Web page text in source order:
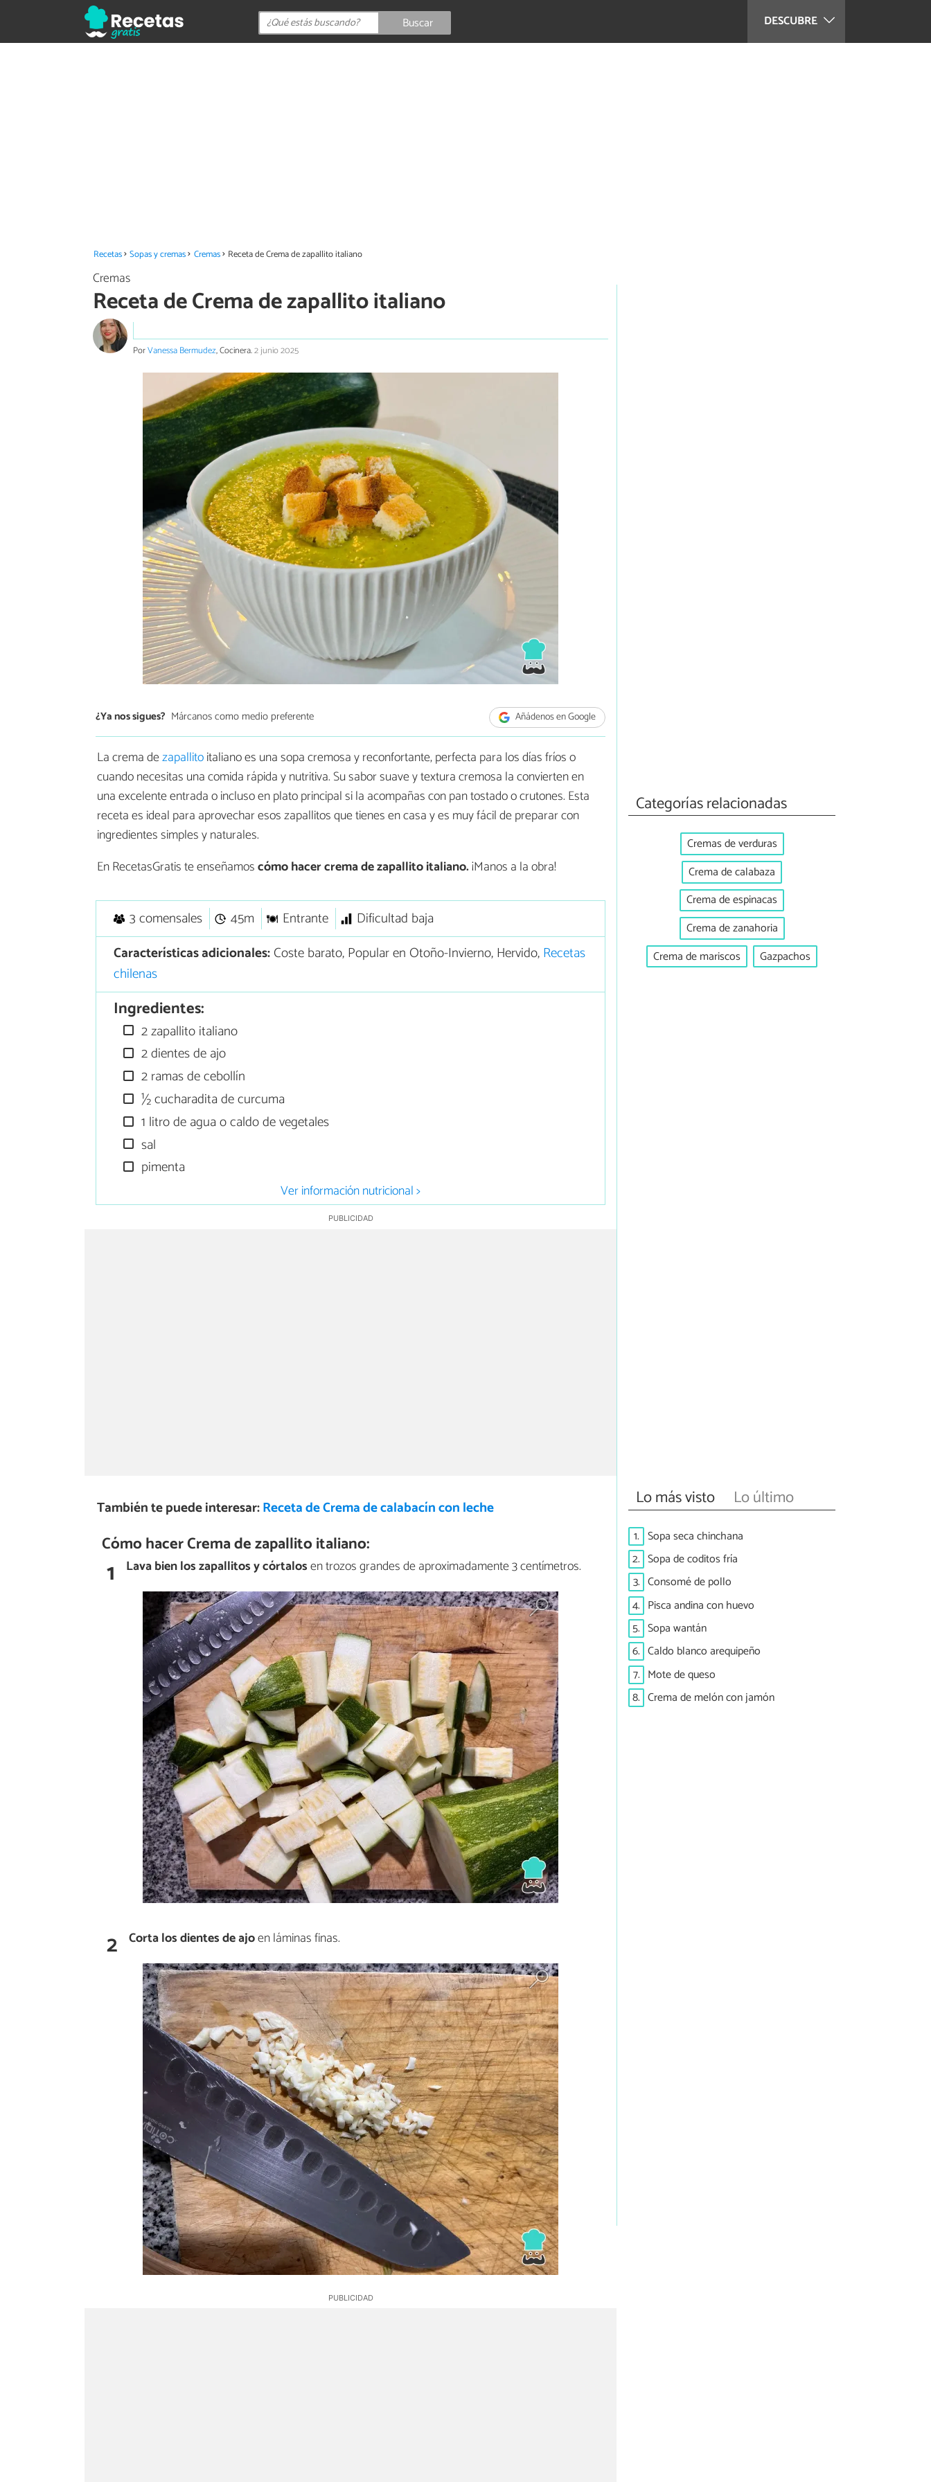
DESCUBRE
Buscar
Recetas Sopas y cremas Cremas Receta de Crema de zapallito italiano
Cremas
Receta de Crema de zapallito italiano
PorVanessa Bermudez, Cocinera.2 junio 2025
¿Ya nos sigues? Márcanos como medio preferente Añádenos en Google
La crema dezapallitoitaliano es una sopa cremosa y reconfortante, perfecta para los días fríos o
cuando necesitas una comida rápida y nutritiva. Su sabor suave y textura cremosa la convierten en
una excelente entrada o incluso en plato principal si la acompañas con pan tostado o crutones. Esta
receta es ideal para aprovechar esos zapallitos que tienes en casa y es muy fácil de preparar con
ingredientes simples y naturales.
En RecetasGratis te enseñamoscómo hacer crema de zapallito italiano.¡Manos a la obra!
3 comensales 45m Entrante
Dificultad baja
Características adicionales:Coste barato, Popular en Otoño-Invierno, Hervido,Recetas
chilenas
Ingredientes:
2 zapallito italiano
2 dientes de ajo
2 ramas de cebollín
½ cucharadita de curcuma
1 litro de agua o caldo de vegetales
sal
pimenta
Ver información nutricional >
También te puede interesar:Receta de Crema de calabacín con leche
Cómo hacer Crema de zapallito italiano:
1 Lava bien los zapallitos y córtalosen trozos grandes de aproximadamente 3 centímetros.
2 Corta los dientes de ajoen láminas finas.
Categorías relacionadas
Cremas de verduras
Crema de calabaza
Crema de espinacas
Crema de zanahoria
Crema de mariscos
Gazpachos
Lo más visto Lo último
1. Sopa seca chinchana
2. Sopa de coditos fría
3. Consomé de pollo
4. Pisca andina con huevo
5. Sopa wantán
6. Caldo blanco arequipeño
7. Mote de queso
8. Crema de melón con jamón